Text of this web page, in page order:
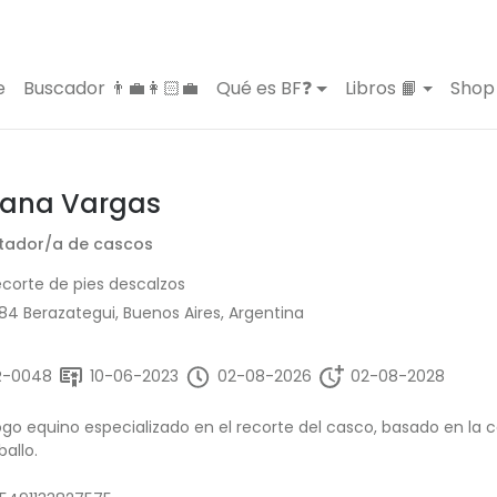
Buscador 👨‍💼👩🏻‍💼 Qué es BF❓ Libros 📙
Vargas
a de cascos
de pies descalzos
Berazategui, Buenos Aires, Argentina
0048 10-06-2023 02-08-2026 02-08-2028
equino especializado en el recorte del casco, basado en